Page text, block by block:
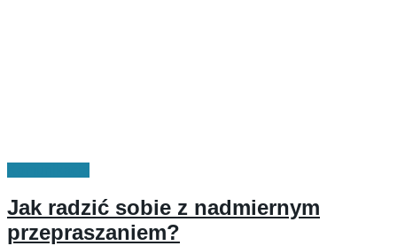
Jak radzić sobie z nadmiernym
przepraszaniem?